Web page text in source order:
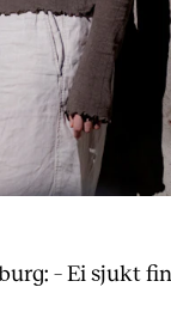
– Ei sjukt